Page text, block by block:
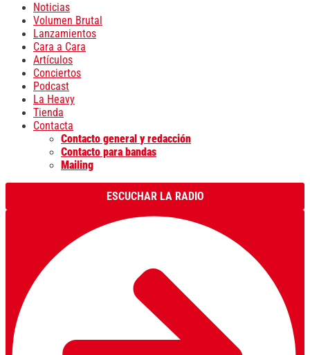
Noticias
Volumen Brutal
Lanzamientos
Cara a Cara
Artículos
Conciertos
Podcast
La Heavy
Tienda
Contacta
Contacto general y redacción
Contacto para bandas
Mailing
ESCUCHAR LA RADIO